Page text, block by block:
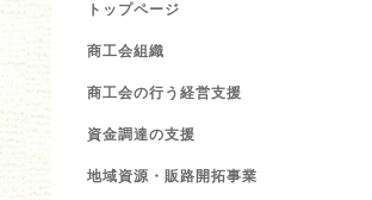
トップページ
商工会組織
商工会の行う経営支援
資金調達の支援
地域資源・販路開拓事業